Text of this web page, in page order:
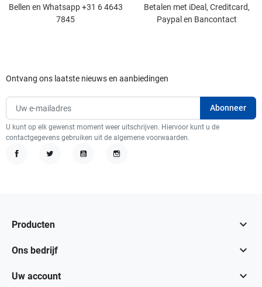
Bellen en Whatsapp +31 6 4643
7845
Betalen met iDeal, Creditcard,
Paypal en Bancontact
Ontvang ons laatste nieuws en aanbiedingen
U kunt op elk gewenst moment weer uitschrijven. Hiervoor kunt u de
contactgegevens gebruiken uit de algemene voorwaarden.
Producten 
Ons bedrijf 
Uw account 